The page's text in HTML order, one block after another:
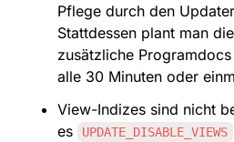
Pflege durch den
Stattdessen plant man
zusätzliche
alle 30 Minuten oder
View-Indizes sind nicht
es
UPDATE_DISABLE_VIEWS